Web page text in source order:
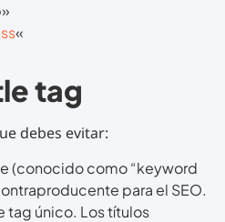
«
tag
debes evitar:
(conocido como “keyword
para el SEO.
tag único. Los títulos